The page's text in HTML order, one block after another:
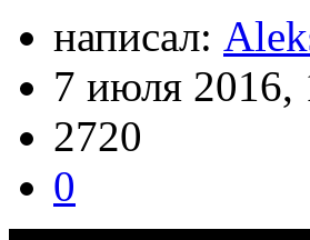
написал:
7 июля 2016,
2720
0